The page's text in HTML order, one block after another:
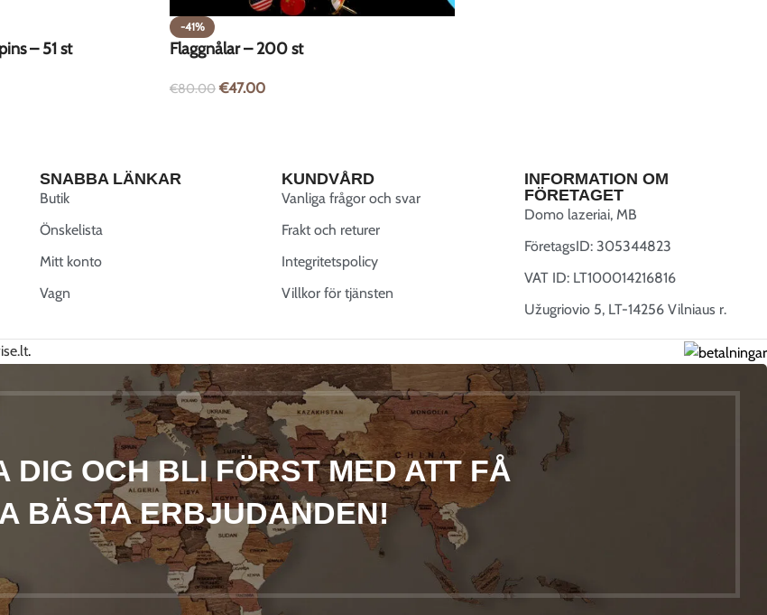
– 51 st
-41%
Flaggnålar – 200 st
€80.00 €47.00
SNABBA LÄNKAR
Butik
Önskelista
Mitt konto
Vagn
KUNDVÅRD
Vanliga frågor och svar
Frakt och returer
Integritetspolicy
Villkor för tjänsten
INFORMATION OM
FÖRETAGET
Domo lazeriai, MB
FöretagsID: 305344823
VAT ID: LT100014216816
Užugriovio 5, LT-14256 Vilniaus r.
.
DIG OCH BLI FÖRST MED ATT FÅ
BÄSTA ERBJUDANDEN!